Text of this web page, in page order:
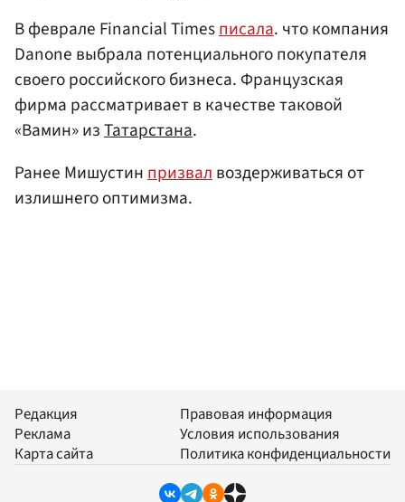
В феврале Financial Timesписала. что компания
Danone выбрала потенциального покупателя
своего российского бизнеса. Французская
фирма рассматривает в качестве таковой
«Вамин» изТатарстана.
Ранее Мишустинпризвалвоздерживаться от
излишнего оптимизма.
Редакция
Реклама
Карта сайта
Правовая информация
Условия использования
Политика конфиденциальности